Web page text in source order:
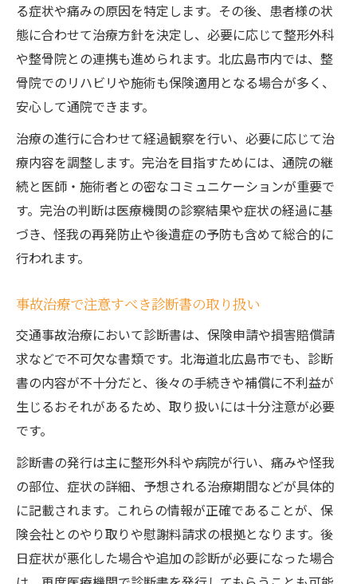
る症状や痛みの原因を特定します。その後、患者様の状
態に合わせて治療方針を決定し、必要に応じて整形外科
や整骨院との連携も進められます。北広島市内では、整
骨院でのリハビリや施術も保険適用となる場合が多く、
安心して通院できます。
治療の進行に合わせて経過観察を行い、必要に応じて治
療内容を調整します。完治を目指すためには、通院の継
続と医師・施術者との密なコミュニケーションが重要で
す。完治の判断は医療機関の診察結果や症状の経過に基
づき、怪我の再発防止や後遺症の予防も含めて総合的に
行われます。
事故治療で注意すべき診断書の取り扱い
交通事故治療において診断書は、保険申請や損害賠償請
求などで不可欠な書類です。北海道北広島市でも、診断
書の内容が不十分だと、後々の手続きや補償に不利益が
生じるおそれがあるため、取り扱いには十分注意が必要
です。
診断書の発行は主に整形外科や病院が行い、痛みや怪我
の部位、症状の詳細、予想される治療期間などが具体的
に記載されます。これらの情報が正確であることが、保
険会社とのやり取りや慰謝料請求の根拠となります。後
日症状が悪化した場合や追加の診断が必要になった場合